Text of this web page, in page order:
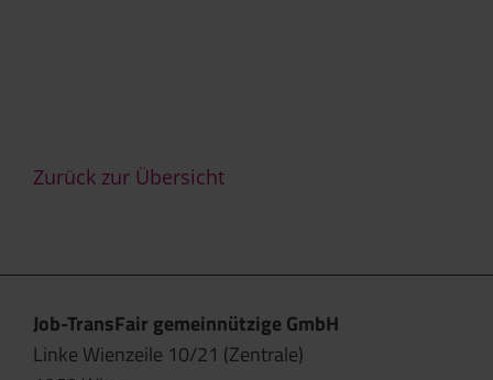
Zurück zur Übersicht
Job-TransFair gemeinnützige GmbH
Linke Wienzeile 10/21 (Zentrale)